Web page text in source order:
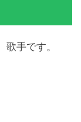
手です。